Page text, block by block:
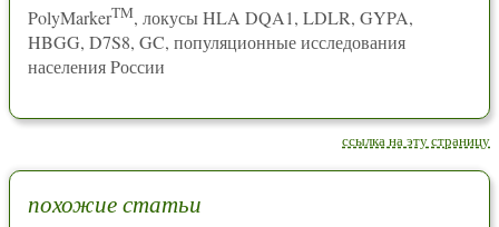
PolyMarkerTM, локусы HLA DQA1, LDLR, GYPA,
HBGG, D7S8, GC, популяционные исследования
населения Pоссии
ссылка на эту страницу
похожие статьи